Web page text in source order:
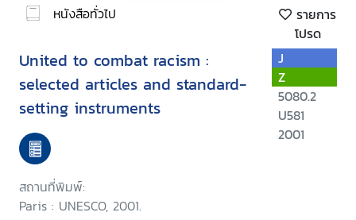
หนังสือทั่วไป
รายการ
โปรด
United to combat racism :
selected articles and standard-
setting instruments
สถานที่พิมพ์:
Paris : UNESCO, 2001.
J
Z
5080.2
U581
2001